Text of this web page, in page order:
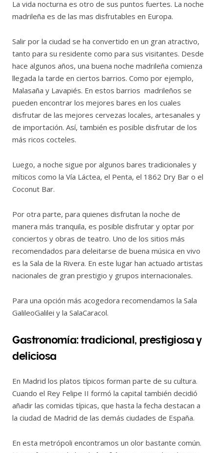
La vida nocturna es otro de sus puntos fuertes. La noche
madrileña es de las mas disfrutables en Europa.
Salir por la ciudad se ha convertido en un gran atractivo,
tanto para su residente como para sus visitantes. Desde
hace algunos años, una buena noche madrileña comienza
llegada la tarde en ciertos barrios. Como por ejemplo,
Malasaña y Lavapiés. En estos barrios madrileños se
pueden encontrar los mejores bares en los cuales
disfrutar de las mejores cervezas locales, artesanales y
de importación. Así, también es posible disfrutar de los
más ricos cocteles.
Luego, a noche sigue por algunos bares tradicionales y
míticos como la Vía Láctea, el Penta, el 1862 Dry Bar o el
Coconut Bar.
Por otra parte, para quienes disfrutan la noche de
manera más tranquila, es posible disfrutar y optar por
conciertos y obras de teatro. Uno de los sitios más
recomendados para deleitarse de buena música en vivo
es la Sala de la Rivera. En este lugar han actuado artistas
nacionales de gran prestigio y grupos internacionales.
Para una opción más acogedora recomendamos la Sala
GalileoGalilei y la SalaCaracol.
Gastronomía: tradicional, prestigiosa y
deliciosa
En Madrid los platos típicos forman parte de su cultura.
Cuando el Rey Felipe II formó la capital también decidió
añadir las comidas típicas, que hasta la fecha destacan a
la ciudad de Madrid de las demás ciudades de España.
En esta metrópoli encontramos un olor bastante común.